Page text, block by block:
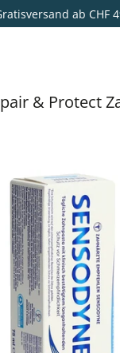
ab CHF
& Protect